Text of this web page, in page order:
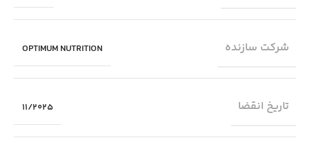
شرکت سازنده OPTIMUM NUTRITION
تاریخ انقضا 11/2025